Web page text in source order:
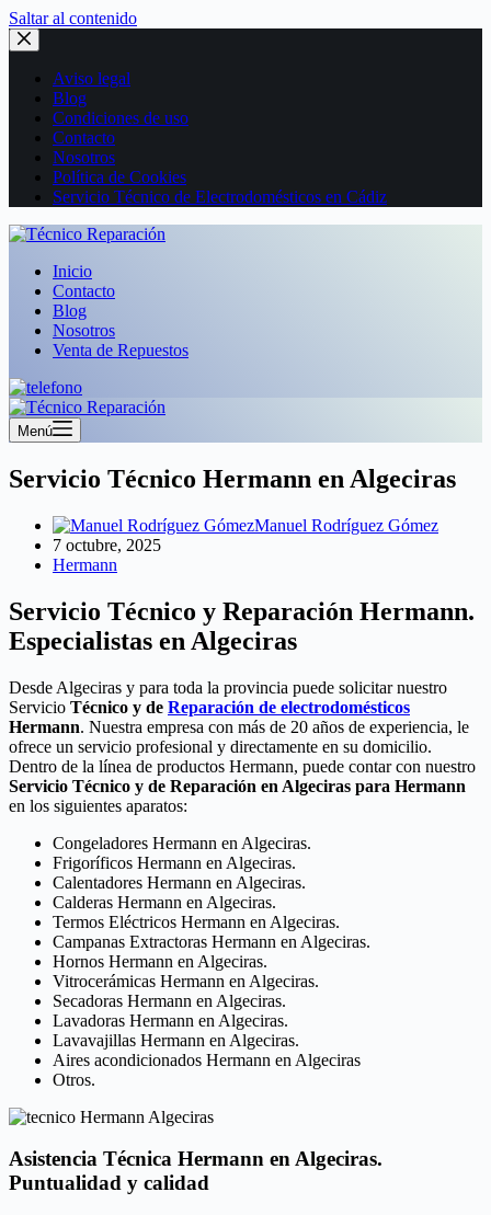
Saltar al contenido
Aviso legal
Blog
Condiciones de uso
Contacto
Nosotros
Política de Cookies
Servicio Técnico de Electrodomésticos en Cádiz
Inicio
Contacto
Blog
Nosotros
Venta de Repuestos
Menú
Servicio Técnico Hermann en Algeciras
Manuel Rodríguez Gómez
7 octubre, 2025
Hermann
Servicio Técnico y Reparación Hermann.
Especialistas en Algeciras
Desde Algeciras y para toda la provincia puede solicitar nuestro
Servicio Técnico y de Reparación de electrodomésticos
Hermann. Nuestra empresa con más de 20 años de experiencia, le
ofrece un servicio profesional y directamente en su domicilio.
Dentro de la línea de productos Hermann, puede contar con nuestro
Servicio Técnico y de Reparación en Algeciras para Hermann
en los siguientes aparatos:
Congeladores Hermann en Algeciras.
Frigoríficos Hermann en Algeciras.
Calentadores Hermann en Algeciras.
Calderas Hermann en Algeciras.
Termos Eléctricos Hermann en Algeciras.
Campanas Extractoras Hermann en Algeciras.
Hornos Hermann en Algeciras.
Vitrocerámicas Hermann en Algeciras.
Secadoras Hermann en Algeciras.
Lavadoras Hermann en Algeciras.
Lavavajillas Hermann en Algeciras.
Aires acondicionados Hermann en Algeciras
Otros.
Asistencia Técnica Hermann en Algeciras.
Puntualidad y calidad